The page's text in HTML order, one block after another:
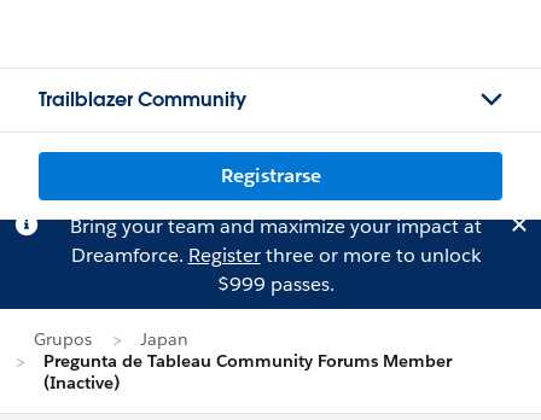
Trailblazer Community
Registrarse
Bring your team and maximize your impact at
Dreamforce. Registerthree or more to unlock
$999 passes.
Grupos
Japan
Pregunta de Tableau Community Forums Member
(Inactive)